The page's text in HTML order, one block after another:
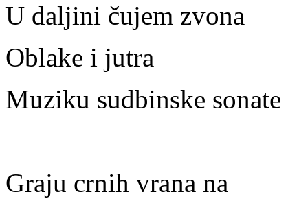
U daljini čujem zvona
Oblake i jutra
Muziku sudbinske sonate
Graju crnih vrana na